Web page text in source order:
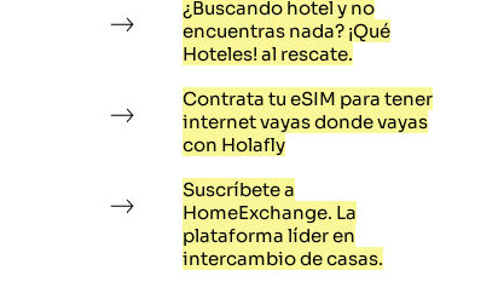
¿Buscando hotel y no
encuentras nada? ¡Qué
Hoteles! al rescate.
Contrata tu eSIM para tener
internet vayas donde vayas
con Holafly
Suscríbete a
HomeExchange. La
plataforma líder en
intercambio de casas.